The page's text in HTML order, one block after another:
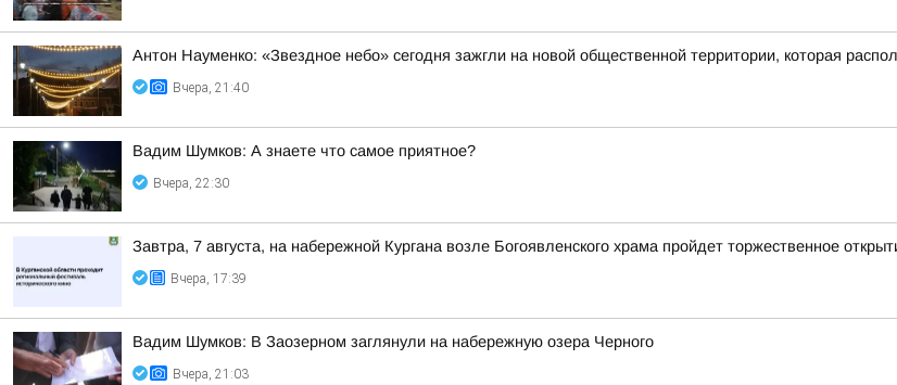
Антон Науменко: «Звездное небо» сегодня зажгли на новой общественной территории, которая
Вчера, 21:40
Вадим Шумков: А знаете что самое приятное?
Вчера, 22:30
Завтра, 7 августа, на набережной Кургана возле Богоявленского храма пройдет торжественное
Вчера, 17:39
Вадим Шумков: В Заозерном заглянули на набережную озера Черного
Вчера, 21:03